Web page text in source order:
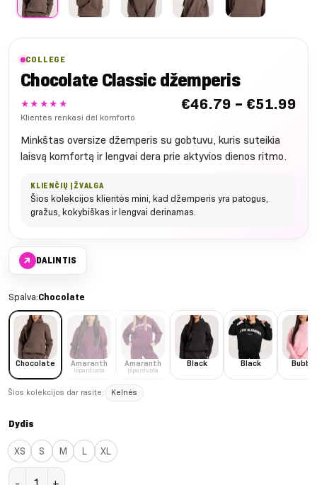
COLLEGE
Chocolate Classic džemperis
★★★★★
Klientės renkasi dėl komforto
€46.79 – €51.99
Minkštas oversize džemperis su gobtuvu, kuris suteikia
laisvą komfortą ir lengvai dera prie aktyvios dienos ritmo.
KLIENČIŲ ĮŽVALGA
Šios kolekcijos klientės mini, kad džemperis yra patogus,
gražus, kokybiškas ir lengvai derinamas.
↗ DALINTIS
Spalva:Chocolate
Chocolate Amaranth
Išparduota
Amaranth
Išparduota
Black Black Bubble
Šios kolekcijos dar rasite: Kelnės
Dydis
XS S M L
XL
produkto kiekis: Chocolate Classic džemperis